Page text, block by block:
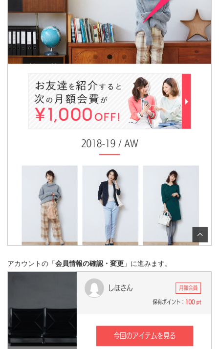
アカウントの「会員情報の確認・変更 」に進みます。